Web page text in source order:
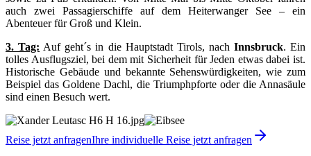
auch zwei Passagierschiffe auf dem Heiterwanger See – ein
Abenteuer für Groß und Klein.
3. Tag: Auf geht´s in die Hauptstadt Tirols, nach Innsbruck. Ein
tolles Ausflugsziel, bei dem mit Sicherheit für Jeden etwas dabei ist.
Historische Gebäude und bekannte Sehenswürdigkeiten, wie zum
Beispiel das Goldene Dachl, die Triumphpforte oder die Annasäule
sind einen Besuch wert.
Reise jetzt anfragenIhre individuelle Reise jetzt anfragen